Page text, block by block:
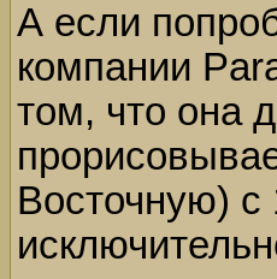
А если
компании
том, что она
Восточную) с